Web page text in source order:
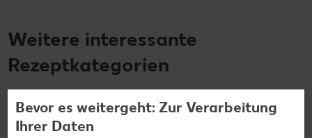
Weitere interessante
Rezeptkategorien
Burger-Rezepte
Bevor es weitergeht: Zur Verarbeitung
Ihrer Daten